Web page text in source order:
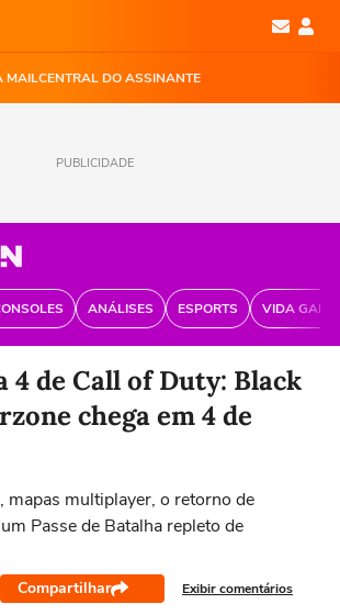
MAILCENTRAL DO ASSINANTE
PUBLICIDADE
ANÁLISES ESPORTS VIDA
4 de Call of Duty: Black
chega em 4 de
mapas multiplayer, o retorno de
Passe de Batalha repleto de
Compartilhar Exibir comentários